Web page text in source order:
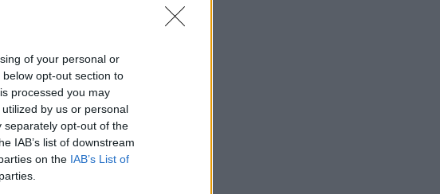
of your personal or
opt-out section to
processed you may
by us or personal
separately opt-out of the
IAB’s list of downstream
on the IAB’s List of